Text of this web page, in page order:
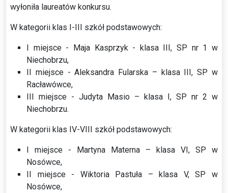
wyłoniła laureatów konkursu.
W kategorii klas I-III szkół podstawowych:
I miejsce - Maja Kasprzyk - klasa III, SP nr 1 w
Niechobrzu,
II miejsce - Aleksandra Fularska – klasa III, SP w
Racławówce,
III miejsce - Judyta Masio – klasa I, SP nr 2 w
Niechobrzu.
W kategorii klas IV-VIII szkół podstawowych:
I miejsce - Martyna Materna – klasa VI, SP w
Nosówce,
II miejsce - Wiktoria Pastuła – klasa V, SP w
Nosówce,